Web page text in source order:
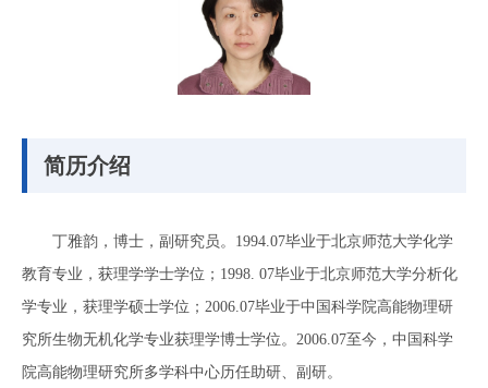
简历介绍
丁雅韵，博士，副研究员。1994.07毕业于北京师范大学化学
教育专业，获理学学士学位；1998. 07毕业于北京师范大学分析化
学专业，获理学硕士学位；2006.07毕业于中国科学院高能物理研
究所生物无机化学专业获理学博士学位。2006.07至今，中国科学
院高能物理研究所多学科中心历任助研、副研。